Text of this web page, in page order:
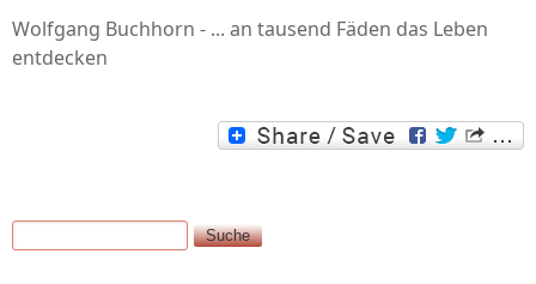
Wolfgang Buchhorn - ... an tausend Fäden das Leben
entdecken
Suchformular
Suche